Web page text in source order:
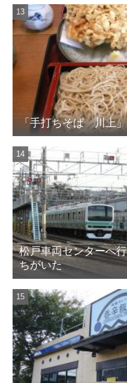
「手打ちそば 川
松戸車両センターへ
ちがいた